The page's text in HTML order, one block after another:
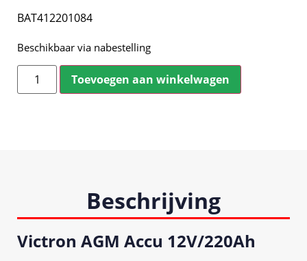
BAT412201084
Beschikbaar via nabestelling
Toevoegen aan winkelwagen
Beschrijving
Victron AGM Accu 12V/220Ah